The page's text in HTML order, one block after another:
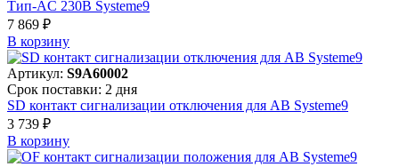
Тип-AC 230В Systeme9
7 869 ₽
В корзинy
Артикул: S9A60002
Срок поставки: 2 дня
SD контакт сигнализации отключения для АВ Systeme9
3 739 ₽
В корзинy